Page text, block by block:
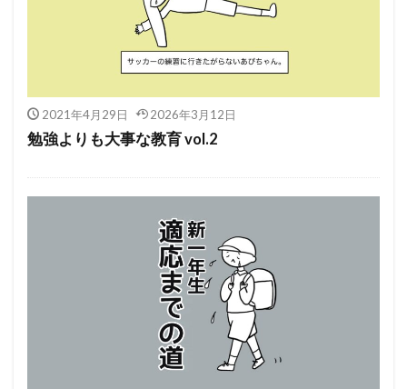
2021年4月29日 2026年3月12日
勉強よりも大事な教育 vol.2